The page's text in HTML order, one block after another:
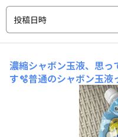
投稿日時
濃縮シャボン玉液、思
す🫧普通のシャボン玉
これは薄めて使えるの
遊んでくれて、大きめ
🥹外遊び増える時期に